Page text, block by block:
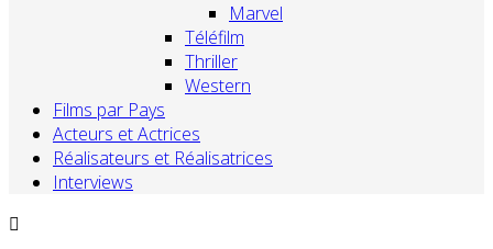
Marvel
Téléfilm
Thriller
Western
Films par Pays
Acteurs et Actrices
Réalisateurs et Réalisatrices
Interviews